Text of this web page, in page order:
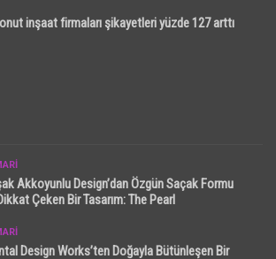
inşaat firmaları şikayetleri yüzde 127 arttı
Akkoyunlu Design’dan Özgün Saçak Formu
Çeken Bir Tasarım: The Pearl
Design Works’ten Doğayla Bütünleşen Bir